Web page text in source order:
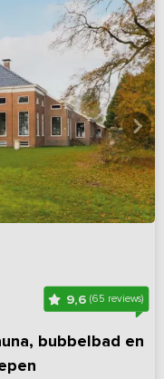
9,6 (65 reviews)
bubbelbad en